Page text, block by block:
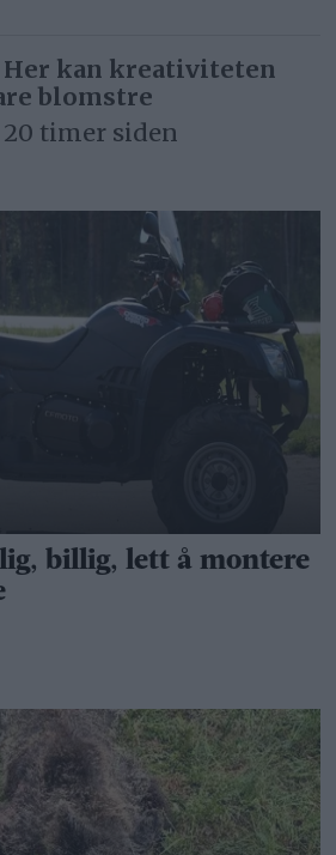
kan kreativiteten
blomstre
20 timer siden